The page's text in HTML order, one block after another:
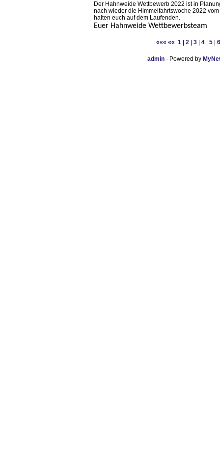
Der Hahnweide Wettbewerb 2022 ist in
nach wieder die Himmelfahrtswoche 2022
halten euch auf dem Laufenden.
Euer Hahnweide Wettbewerbsteam
««« «« 1 2 3 4 5 6
admin- Powered by